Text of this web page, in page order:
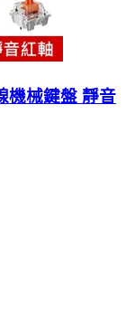
機械鍵盤 靜音